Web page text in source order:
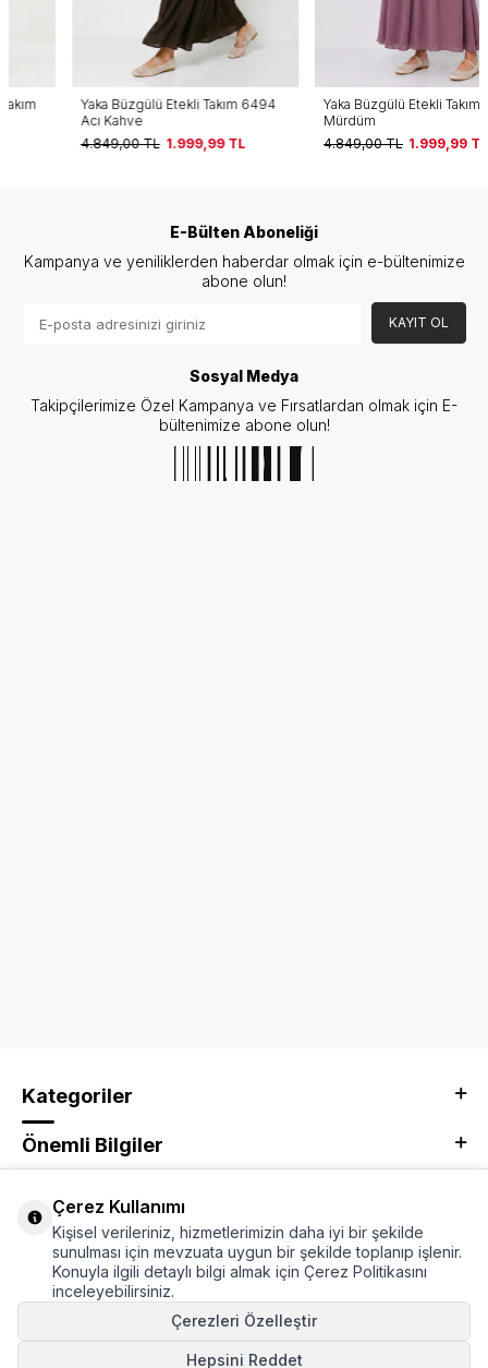
Yaka Büzgülü Etekli Takım 6494
TL 1.999,99 TL
Yaka Büzgülü Etekli Takım 6494
TL 1.999,99 TL
E-Bülten Aboneliği
Kampanya ve yeniliklerden haberdar olmak için e-bültenimize
abone olun!
KAYIT OL
Sosyal Medya
Takipçilerimize Özel Kampanya ve Fırsatlardan olmak için E-
bültenimize abone olun!
Kategoriler
Önemli Bilgiler
Adres & İletişim
Çerez Kullanımı
Kişisel verileriniz, hizmetlerimizin daha iyi bir şekilde
sunulması için mevzuata uygun bir şekilde toplanıp işlenir.
Konuyla ilgili detaylı bilgi almak için Çerez Politikasını
inceleyebilirsiniz.
Çerezleri Özelleştir
Hepsini Reddet